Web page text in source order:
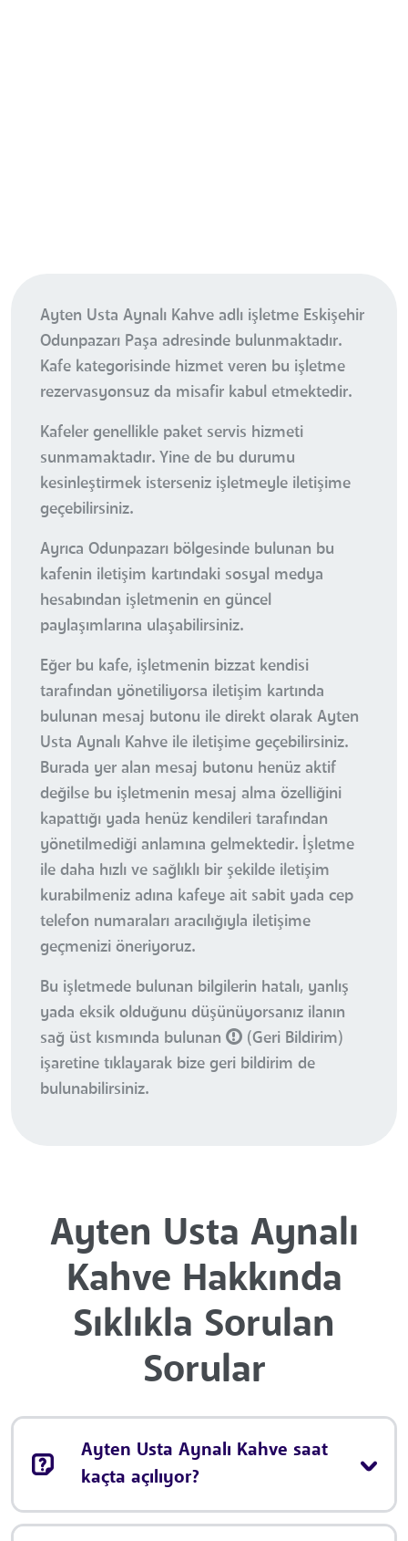
Ayten Usta Aynalı Kahve adlı işletme Eskişehir
Odunpazarı Paşa adresinde bulunmaktadır.
Kafe kategorisinde hizmet veren bu işletme
rezervasyonsuz da misafir kabul etmektedir.
Kafeler genellikle paket servis hizmeti
sunmamaktadır. Yine de bu durumu
kesinleştirmek isterseniz işletmeyle iletişime
geçebilirsiniz.
Ayrıca Odunpazarı bölgesinde bulunan bu
kafenin iletişim kartındaki sosyal medya
hesabından işletmenin en güncel
paylaşımlarına ulaşabilirsiniz.
Eğer bu kafe, işletmenin bizzat kendisi
tarafından yönetiliyorsa iletişim kartında
bulunan mesaj butonu ile direkt olarak Ayten
Usta Aynalı Kahve ile iletişime geçebilirsiniz.
Burada yer alan mesaj butonu henüz aktif
değilse bu işletmenin mesaj alma özelliğini
kapattığı yada henüz kendileri tarafından
yönetilmediği anlamına gelmektedir. İşletme
ile daha hızlı ve sağlıklı bir şekilde iletişim
kurabilmeniz adına kafeye ait sabit yada cep
telefon numaraları aracılığıyla iletişime
geçmenizi öneriyoruz.
Bu işletmede bulunan bilgilerin hatalı, yanlış
yada eksik olduğunu düşünüyorsanız ilanın
sağ üst kısmında bulunan
(Geri Bildirim)
işaretine tıklayarak bize geri bildirim de
bulunabilirsiniz.
Ayten Usta Aynalı
Kahve Hakkında
Sıklıkla Sorulan
Sorular
Ayten Usta Aynalı Kahve saat
kaçta açılıyor?